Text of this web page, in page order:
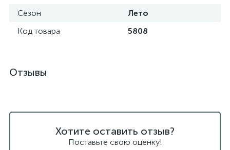
Сезон
Лето
Код товара
5808
Отзывы
Хотите оставить отзыв?
Поставьте свою оценку!